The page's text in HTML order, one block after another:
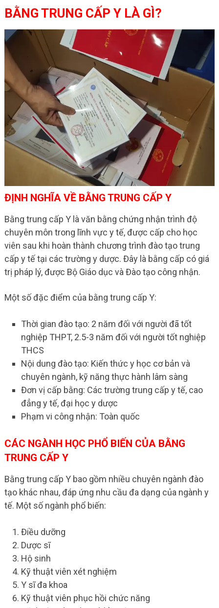
BẰNG TRUNG CẤP Y LÀ GÌ?
ĐỊNH NGHĨA VỀ BẰNG TRUNG CẤP Y
Bằng trung cấp Y là văn bằng chứng nhận trình độ
chuyên môn trong lĩnh vực y tế, được cấp cho học
viên sau khi hoàn thành chương trình đào tạo trung
cấp y tế tại các trường y dược. Đây là bằng cấp có giá
trị pháp lý, được Bộ Giáo dục và Đào tạo công nhận.
Một số đặc điểm của bằng trung cấp Y:
Thời gian đào tạo: 2 năm đối với người đã tốt
nghiệp THPT, 2.5-3 năm đối với người tốt nghiệp
THCS
Nội dung đào tạo: Kiến thức y học cơ bản và
chuyên ngành, kỹ năng thực hành lâm sàng
Đơn vị cấp bằng: Các trường trung cấp y tế, cao
đẳng y tế, đại học y dược
Phạm vi công nhận: Toàn quốc
CÁC NGÀNH HỌC PHỔ BIẾN CỦA BẰNG
TRUNG CẤP Y
Bằng trung cấp Y bao gồm nhiều chuyên ngành đào
tạo khác nhau, đáp ứng nhu cầu đa dạng của ngành y
tế. Một số ngành phổ biến:
Điều dưỡng
Dược sĩ
Hộ sinh
Kỹ thuật viên xét nghiệm
Y sĩ đa khoa
Kỹ thuật viên phục hồi chức năng